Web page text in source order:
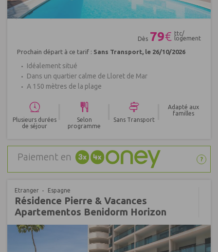
Dès 79€ ttc/
logement
Prochain départ à ce tarif : Sans Transport, le 26/10/2026
Idéalement situé
Dans un quartier calme de Lloret de Mar
A 150 mètres de la plage
Plusieurs durées
de séjour
Selon
programme
Sans Transport
Adapté aux
familles
Paiement en ?
Etranger Espagne
Résidence Pierre & Vacances
Apartementos Benidorm Horizon